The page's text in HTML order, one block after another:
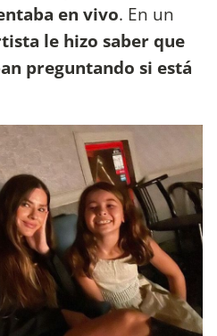
en vivo. En un
le hizo saber que
preguntando si está